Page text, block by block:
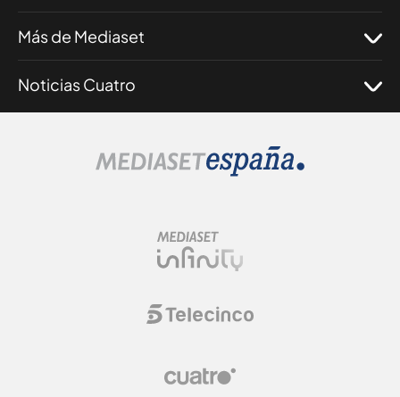
Más de Mediaset
Noticias Cuatro